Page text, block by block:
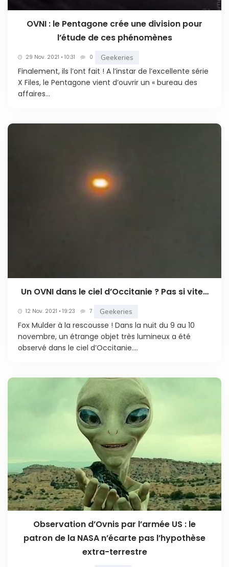
OVNI : le Pentagone crée une division pour
l’étude de ces phénomènes
29 Nov. 2021 • 10:31 0 Geekeries
Finalement, ils l’ont fait ! A l’instar de l’excellente série
X Files, le Pentagone vient d’ouvrir un « bureau des
affaires...
Un OVNI dans le ciel d’Occitanie ? Pas si vite…
12 Nov. 2021 • 19:23 7 Geekeries
Fox Mulder à la rescousse ! Dans la nuit du 9 au 10
novembre, un étrange objet très lumineux a été
observé dans le ciel d’Occitanie....
Observation d’Ovnis par l’armée US : le
patron de la NASA n’écarte pas l’hypothèse
extra-terrestre